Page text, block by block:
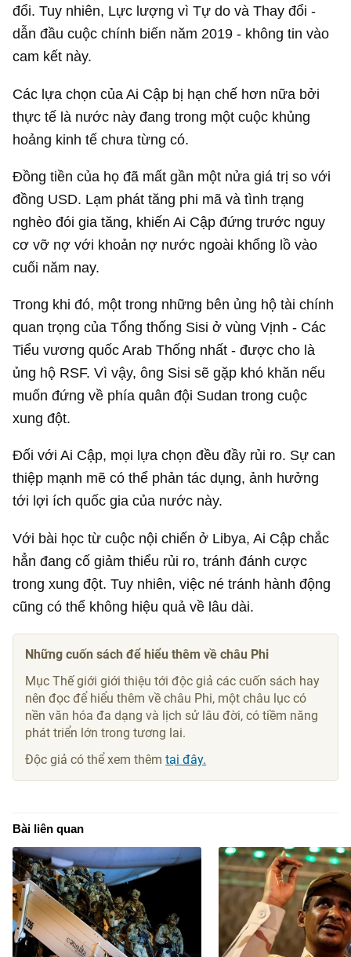
đổi. Tuy nhiên, Lực lượng vì Tự do và Thay đổi -
dẫn đầu cuộc chính biến năm 2019 - không tin vào
cam kết này.
Các lựa chọn của Ai Cập bị hạn chế hơn nữa bởi
thực tế là nước này đang trong một cuộc khủng
hoảng kinh tế chưa từng có.
Đồng tiền của họ đã mất gần một nửa giá trị so với
đồng USD. Lạm phát tăng phi mã và tình trạng
nghèo đói gia tăng, khiến Ai Cập đứng trước nguy
cơ vỡ nợ với khoản nợ nước ngoài khổng lồ vào
cuối năm nay.
Trong khi đó, một trong những bên ủng hộ tài chính
quan trọng của Tổng thống Sisi ở vùng Vịnh - Các
Tiểu vương quốc Arab Thống nhất - được cho là
ủng hộ RSF. Vì vậy, ông Sisi sẽ gặp khó khăn nếu
muốn đứng về phía quân đội Sudan trong cuộc
xung đột.
Đối với Ai Cập, mọi lựa chọn đều đầy rủi ro. Sự can
thiệp mạnh mẽ có thể phản tác dụng, ảnh hưởng
tới lợi ích quốc gia của nước này.
Với bài học từ cuộc nội chiến ở Libya, Ai Cập chắc
hẳn đang cố giảm thiểu rủi ro, tránh đánh cược
trong xung đột. Tuy nhiên, việc né tránh hành động
cũng có thể không hiệu quả về lâu dài.
Những cuốn sách để hiểu thêm về châu Phi
Mục Thế giới giới thiệu tới độc giả các cuốn sách hay
nên đọc để hiểu thêm về châu Phi, một châu lục có
nền văn hóa đa dạng và lịch sử lâu đời, có tiềm năng
phát triển lớn trong tương lai.
Độc giả có thể xem thêmtại đây.
Bài liên quan